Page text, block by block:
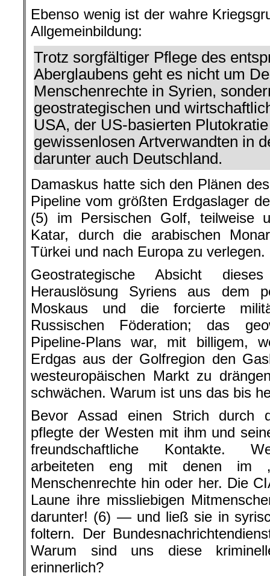
Ebenso wenig ist der wahre
Allgemeinbildung:
Trotz sorgfältiger Pflege des
Aberglaubens geht es nicht um
Menschenrechte in Syrien,
geostrategischen und
USA, der US-basierten
gewissenlosen Artverwandten in
darunter auch Deutschland.
Damaskus hatte sich den Plänen
Pipeline vom größten Erdgaslager
(5) im Persischen Golf, teilweise
Katar, durch die arabischen
Türkei und nach Europa zu verlegen.
Geostrategische Absicht
Herauslösung Syriens aus dem
Moskaus und die forcierte
Russischen Föderation; das
Pipeline-Plans war, mit billigem,
Erdgas aus der Golfregion den
westeuropäischen Markt zu
schwächen. Warum ist uns das bis
Bevor Assad einen Strich durch
pflegte der Westen mit ihm und
freundschaftliche Kontakte.
arbeiteten eng mit denen im
Menschenrechte hin oder her. Die
Laune ihre missliebigen
darunter! (6) — und ließ sie in
foltern. Der
Warum sind uns diese
erinnerlich?